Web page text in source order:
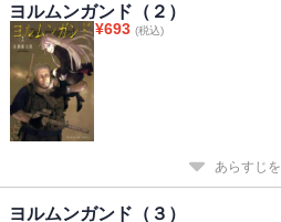
ヨルムンガンド（２）
¥693 (税込)
あらすじ
ヨルムンガンド（３）